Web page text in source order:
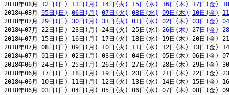
2018年08月 12日(日) 13日(月) 14日(火) 15日(水) 16日(木) 17日(金)
2018年08月 05日(日) 06日(月) 07日(火) 08日(水) 09日(木) 10日(金)
2018年07月 29日(日) 30日(月) 31日(火) 01日(水) 02日(木) 03日(金)
2018年07月 22日(日) 23日(月) 24日(火) 25日(水) 26日(木) 27日(金)
2018年07月 15日(日) 16日(月) 17日(火) 18日(水) 19日(木) 20日(金)
2018年07月 08日(日) 09日(月) 10日(火) 11日(水) 12日(木) 13日(金)
2018年07月 01日(日) 02日(月) 03日(火) 04日(水) 05日(木) 06日(金)
2018年06月 24日(日) 25日(月) 26日(火) 27日(水) 28日(木) 29日(金)
2018年06月 17日(日) 18日(月) 19日(火) 20日(水) 21日(木) 22日(金)
2018年06月 10日(日) 11日(月) 12日(火) 13日(水) 14日(木) 15日(金)
2018年06月 03日(日) 04日(月) 05日(火) 06日(水) 07日(木) 08日(金)